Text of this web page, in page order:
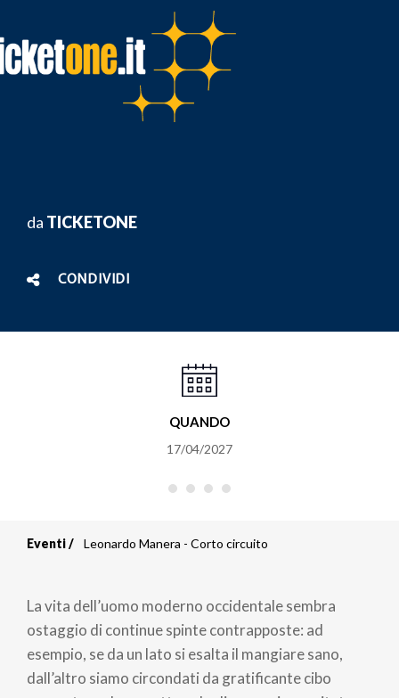
da TICKETONE
CONDIVIDI
QUANDO
17/04/2027
di
pane
Eventi Leonardo Manera - Corto circuito
La vita dell’uomo moderno occidentale sembra
ostaggio di continue spinte contrapposte: ad
esempio, se da un lato si esalta il mangiare sano,
dall’altro siamo circondati da gratificante cibo